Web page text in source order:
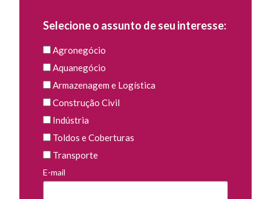
Selecione o assunto de seu interesse:
Agronegócio
Aquanegócio
Armazenagem e Logística
Construção Civil
Indústria
Toldos e Coberturas
Transporte
E-mail